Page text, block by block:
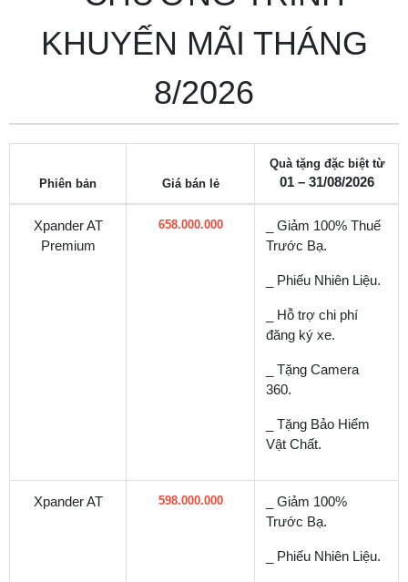
KHUYẾN MÃI THÁNG
8/2026
Phiên bản Giá bán lẻ
Quà tặng đặc biệt từ
01 – 31/08/2026
Xpander AT
Premium
658.000.000
_ Giảm 100% Thuế
Trước Bạ.
_ Phiếu Nhiên Liệu.
_ Hỗ trợ chi phí
đăng ký xe.
_ Tặng Camera
360.
_ Tặng Bảo Hiểm
Vật Chất.
Xpander AT 598.000.000
_ Giảm 100%
Trước Bạ.
_ Phiếu Nhiên Liệu.